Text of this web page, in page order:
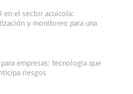
en el sector acuícola:
y monitoreo para una
empresas: tecnología que
riesgos